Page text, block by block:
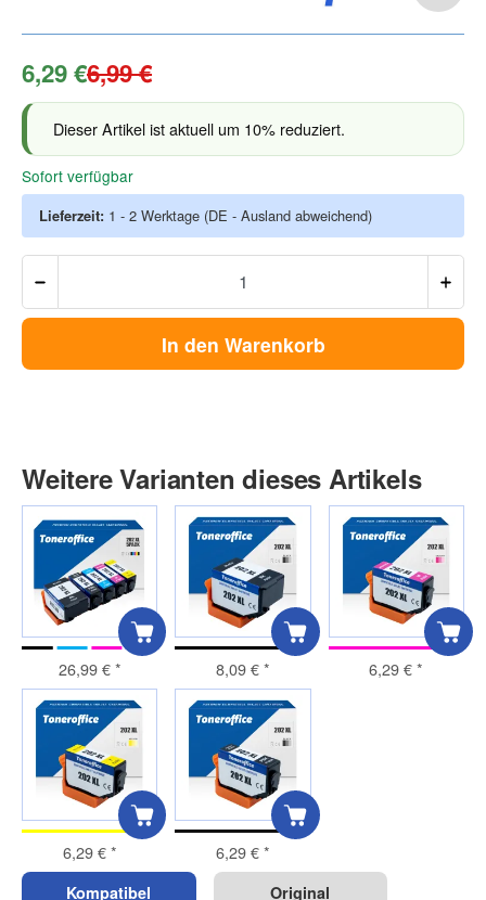
6,29 €6,99 €
Dieser Artikel ist aktuell um 10% reduziert.
Sofort verfügbar
Lieferzeit: 1 - 2 Werktage (DE - Ausland abweichend)
In den Warenkorb
Weitere Varianten dieses Artikels
26,99 €* 8,09 €* 6,29 €*
6,29 €* 6,29 €*
Kompatibel Original